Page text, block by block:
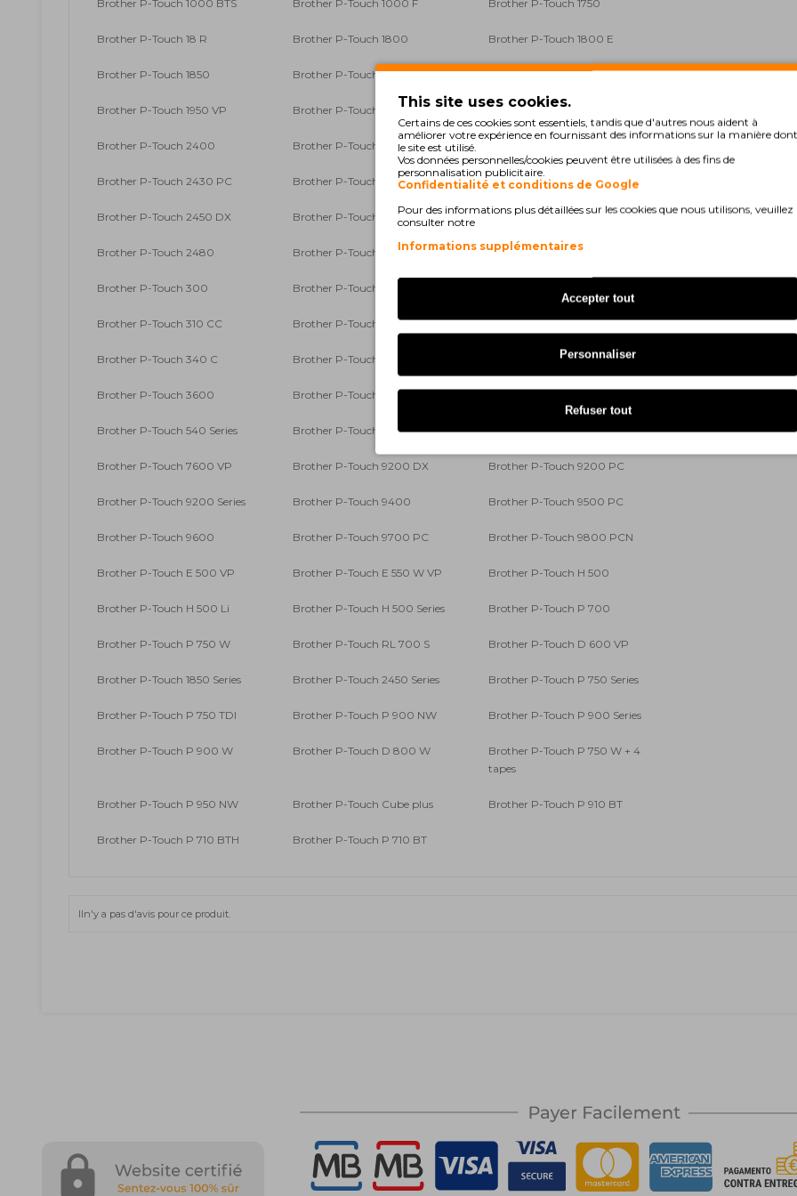
Brother P-Touch 1000 BTS Brother P-Touch 1000 F Brother P-Touch 1750
Brother P-Touch 18 R Brother P-Touch 1800 Brother P-Touch 1800 E
Brother P-Touch 1850 Brother P-Touch 1850 CC Brother P-Touch 1850 VP
Brother P-Touch 1950 VP Brother P-Touch 210 E Brother P-Touch 220
Brother P-Touch 2400 Brother P-Touch 2400 E
Brother P-Touch 2430 PC Brother P-Touch 2450 Brother P-Touch 2450 CC
Brother P-Touch 2450 DX Brother P-Touch 2460 Brother P-Touch 2470
Brother P-Touch 2480 Brother P-Touch 2500 PC Brother P-Touch 2730 VP
Brother P-Touch 300 Brother P-Touch 300 SP
Brother P-Touch 310 CC Brother P-Touch 310 Series Brother P-Touch 340
Brother P-Touch 340 C Brother P-Touch 340 Series Brother P-Touch 350
Brother P-Touch 3600 Brother P-Touch 540
Brother P-Touch 540 Series Brother P-Touch 550 Brother P-Touch 7500 VP
Brother P-Touch 7600 VP Brother P-Touch 9200 DX Brother P-Touch 9200 PC
Brother P-Touch 9200 Series Brother P-Touch 9400 Brother P-Touch 9500 PC
Brother P-Touch 9600 Brother P-Touch 9700 PC Brother P-Touch 9800 PCN
Brother P-Touch E 500 VP Brother P-Touch E 550 W VP Brother P-Touch H 500
Brother P-Touch H 500 Li Brother P-Touch H 500 Series Brother P-Touch P 700
Brother P-Touch P 750 W Brother P-Touch RL 700 S Brother P-Touch D 600 VP
Brother P-Touch 1850 Series Brother P-Touch 2450 Series Brother P-Touch P 750 Series
Brother P-Touch P 750 TDI Brother P-Touch P 900 NW Brother P-Touch P 900 Series
Brother P-Touch P 900 W Brother P-Touch D 800 W
Brother P-Touch P 750 W + 4
tapes
Brother P-Touch P 950 NW Brother P-Touch Cube plus Brother P-Touch P 910 BT
Brother P-Touch P 710 BTH Brother P-Touch P 710 BT
Iln'y a pas d'avis pour ce produit.
This site uses cookies.
Certains de ces cookies sont essentiels, tandis que d'autres nous aident à
améliorer votre expérience en fournissant des informations sur la manière dont
le site est utilisé.
Vos données personnelles/cookies peuvent être utilisées à des fins de
personnalisation publicitaire.
Confidentialité et conditions de Google
Pour des informations plus détaillées sur les cookies que nous utilisons, veuillez
consulter notre
Informations supplémentaires
Accepter tout
Personnaliser
Refuser tout